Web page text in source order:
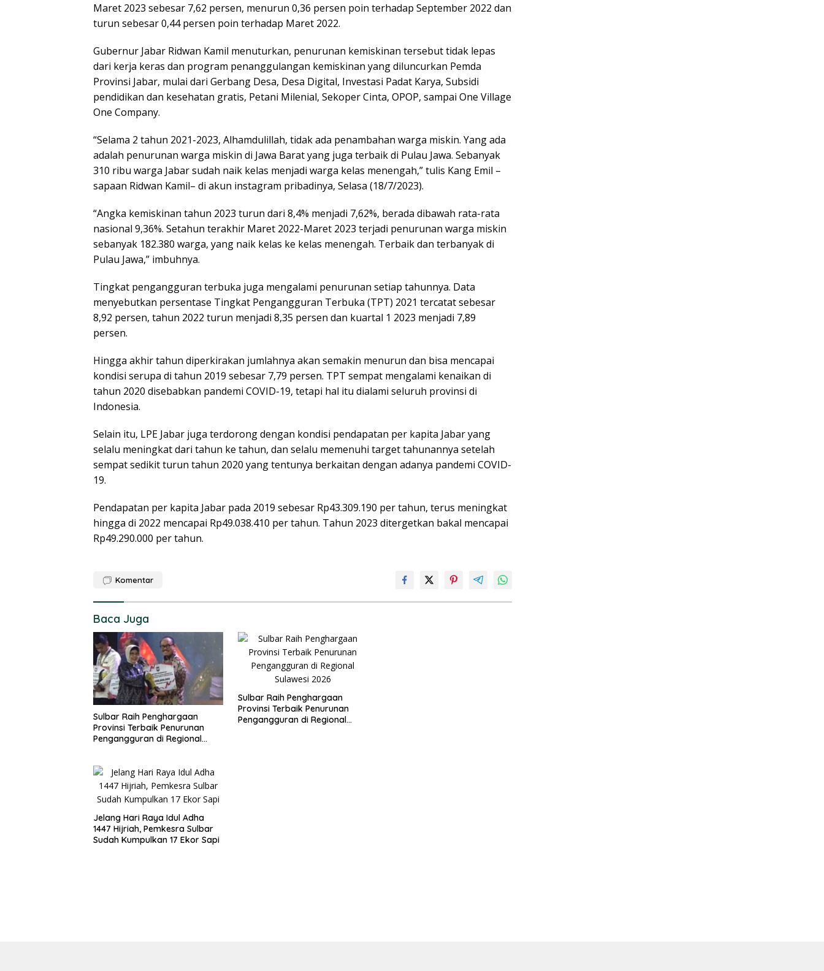
Maret 2023 sebesar 7,62 persen, menurun 0,36 persen poin terhadap September 2022 dan
turun sebesar 0,44 persen poin terhadap Maret 2022.
Gubernur Jabar Ridwan Kamil menuturkan, penurunan kemiskinan tersebut tidak lepas
dari kerja keras dan program penanggulangan kemiskinan yang diluncurkan Pemda
Provinsi Jabar, mulai dari Gerbang Desa, Desa Digital, Investasi Padat Karya, Subsidi
pendidikan dan kesehatan gratis, Petani Milenial, Sekoper Cinta, OPOP, sampai One Village
One Company.
“Selama 2 tahun 2021-2023, Alhamdulillah, tidak ada penambahan warga miskin. Yang ada
adalah penurunan warga miskin di Jawa Barat yang juga terbaik di Pulau Jawa. Sebanyak
310 ribu warga Jabar sudah naik kelas menjadi warga kelas menengah,” tulis Kang Emil –
sapaan Ridwan Kamil– di akun instagram pribadinya, Selasa (18/7/2023).
“Angka kemiskinan tahun 2023 turun dari 8,4% menjadi 7,62%, berada dibawah rata-rata
nasional 9,36%. Setahun terakhir Maret 2022-Maret 2023 terjadi penurunan warga miskin
sebanyak 182.380 warga, yang naik kelas ke kelas menengah. Terbaik dan terbanyak di
Pulau Jawa,” imbuhnya.
Tingkat pengangguran terbuka juga mengalami penurunan setiap tahunnya. Data
menyebutkan persentase Tingkat Pengangguran Terbuka (TPT) 2021 tercatat sebesar
8,92 persen, tahun 2022 turun menjadi 8,35 persen dan kuartal 1 2023 menjadi 7,89
persen.
Hingga akhir tahun diperkirakan jumlahnya akan semakin menurun dan bisa mencapai
kondisi serupa di tahun 2019 sebesar 7,79 persen. TPT sempat mengalami kenaikan di
tahun 2020 disebabkan pandemi COVID-19, tetapi hal itu dialami seluruh provinsi di
Indonesia.
Selain itu, LPE Jabar juga terdorong dengan kondisi pendapatan per kapita Jabar yang
selalu meningkat dari tahun ke tahun, dan selalu memenuhi target tahunannya setelah
sempat sedikit turun tahun 2020 yang tentunya berkaitan dengan adanya pandemi COVID-
19.
Pendapatan per kapita Jabar pada 2019 sebesar Rp43.309.190 per tahun, terus meningkat
hingga di 2022 mencapai Rp49.038.410 per tahun. Tahun 2023 ditergetkan bakal mencapai
Rp49.290.000 per tahun.
Komentar
Baca Juga
Sulbar Raih Penghargaan
Provinsi Terbaik Penurunan
Pengangguran di Regional
Sulbar Raih Penghargaan
Provinsi Terbaik Penurunan
Pengangguran di Regional
Jelang Hari Raya Idul Adha
1447 Hijriah, Pemkesra Sulbar
Sudah Kumpulkan 17 Ekor Sapi